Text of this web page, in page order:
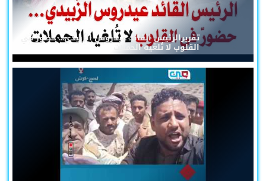
تقريرالرئيس القائد عيدروس الزُبيدي... حضورٌ في
القلوب لا تُلغيه الحملات